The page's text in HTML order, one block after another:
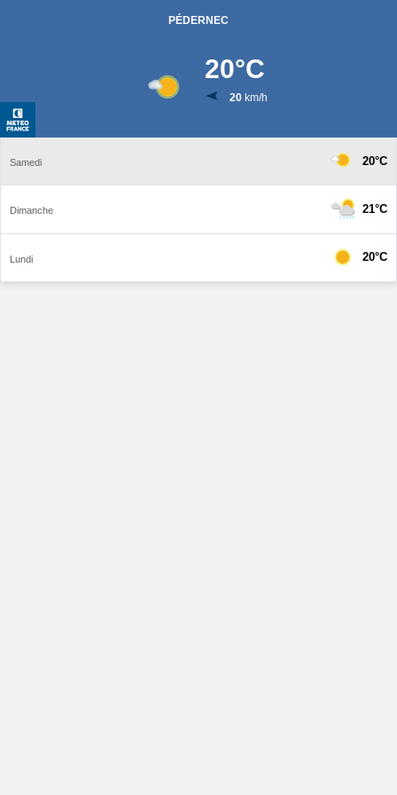
PÉDERNEC
20°C
20km/h
Samedi 20°C
Dimanche 21°C
Lundi 20°C